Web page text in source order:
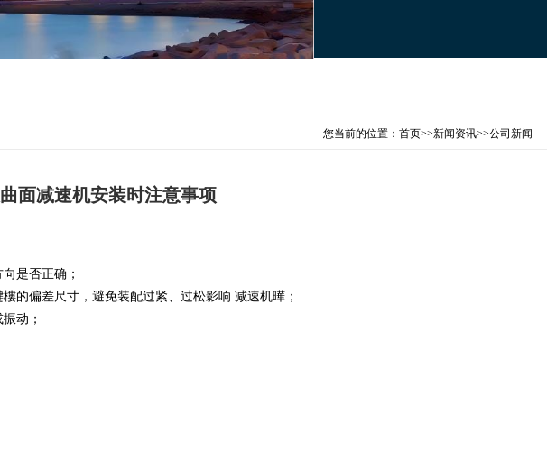
您当前的位置： 首页>>新闻资讯>>公司新闻
面减速机安装时注意事项
是否正确；
的偏差尺寸，避免装配过紧、过松影响 减速机曄；
动；